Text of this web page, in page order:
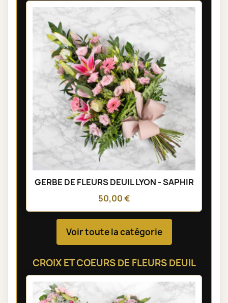
GERBE DE FLEURS DEUIL LYON - SAPHIR
50,00 €
Voir toute la catégorie
CROIX ET COEURS DE FLEURS DEUIL